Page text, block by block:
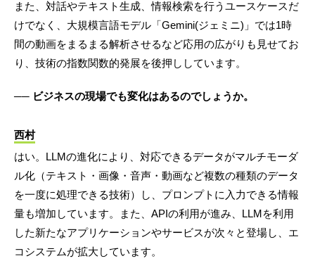
また、対話やテキスト生成、情報検索を行うユースケースだ
けでなく、大規模言語モデル「Gemini(ジェミニ)」では1時
間の動画をまるまる解析させるなど応用の広がりも見せてお
り、技術の指数関数的発展を後押ししています。
── ビジネスの現場でも変化はあるのでしょうか。
西村
はい。LLMの進化により、対応できるデータがマルチモーダ
ル化（テキスト・画像・音声・動画など複数の種類のデータ
を一度に処理できる技術）し、プロンプトに入力できる情報
量も増加しています。また、APIの利用が進み、LLMを利用
した新たなアプリケーションやサービスが次々と登場し、エ
コシステムが拡大しています。